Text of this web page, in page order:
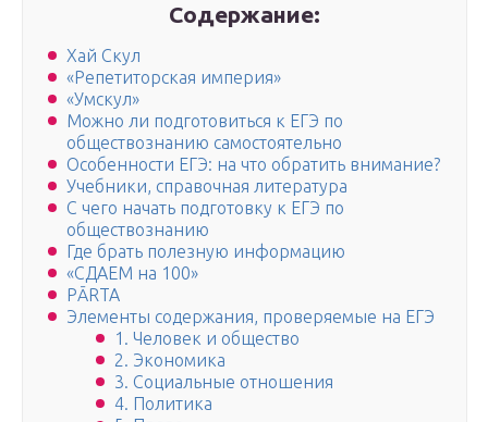
Содержание:
Хай Скул
«Репетиторская империя»
«Умскул»
Можно ли подготовиться к ЕГЭ по
обществознанию самостоятельно
Особенности ЕГЭ: на что обратить внимание?
Учебники, справочная литература
С чего начать подготовку к ЕГЭ по
обществознанию
Где брать полезную информацию
«СДАЕМ на 100»
PĀRTA
Элементы содержания, проверяемые на ЕГЭ
1. Человек и общество
2. Экономика
3. Социальные отношения
4. Политика